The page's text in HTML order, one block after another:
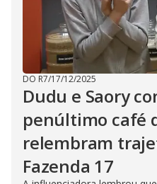
DO R7/17/12/2025
Dudu e Saory
penúltimo café
relembram
Fazenda 17